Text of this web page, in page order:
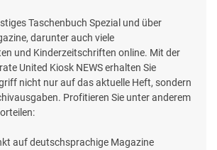
Taschenbuch Spezial und über
darunter auch viele
und Kinderzeitschriften online. Mit der
United Kiosk NEWS erhalten Sie
nicht nur auf das aktuelle Heft, sondern
Profitieren Sie unter anderem
auf deutschsprachige Magazine